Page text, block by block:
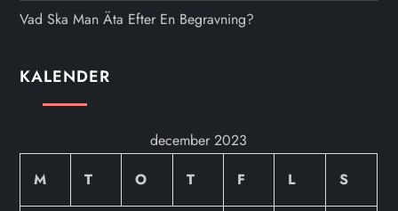
Vad Ska Man Äta Efter En Begravning?
KALENDER
december 2023
M
T O T F L S